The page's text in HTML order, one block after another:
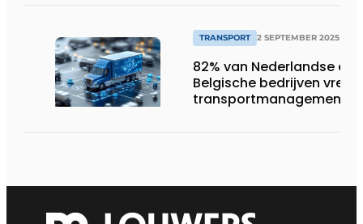
TRANSPORT 2 SEPTEMBER 2025
82% van Nederlandse en
Belgische bedrijven